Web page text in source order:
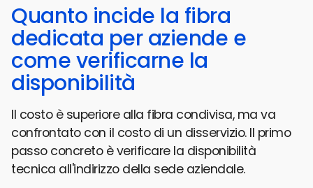
Quanto incide la fibra
dedicata per aziende e
come verificarne la
disponibilità
Il costo è superiore alla fibra condivisa, ma va
confrontato con il costo di un disservizio. Il primo
passo concreto è verificare la disponibilità
tecnica all'indirizzo della sede aziendale.